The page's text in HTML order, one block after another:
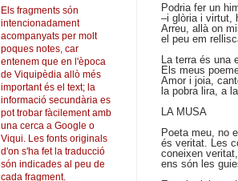
Podria fer un
–i glòria i virtut,
Arreu, allà on
el peu em
La terra és una
Els meus
Amor i joia,
la pobra lira, a
LA MUSA
Poeta meu, no
és veritat. Les
coneixen
ens són les
Els fragments són
intencionadament
acompanyats per molt
poques notes, car
entenem que en l'època
de Viquipèdia allò més
important és el text; la
informació secundària es
pot trobar fàcilement amb
una cerca a Google o
Viqui. Les fonts originals
d'on s'ha fet la traducció
són indicades al peu de
cada fragment.